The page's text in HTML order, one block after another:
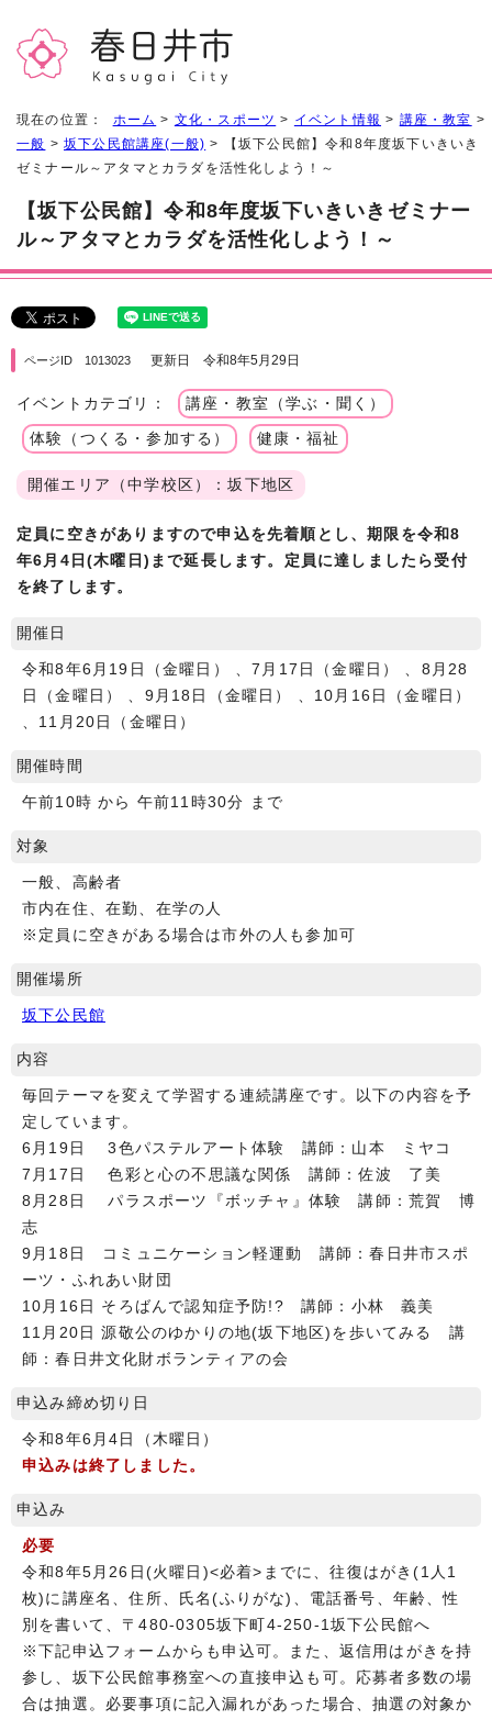
現在の位置： ホーム > 文化・スポーツ > イベント情報 > 講座・教室 >
一般 >坂下公民館講座(一般) > 【坂下公民館】令和8年度坂下いきいき
ゼミナール～アタマとカラダを活性化しよう！～
【坂下公民館】令和8年度坂下いきいきゼミナー
ル～アタマとカラダを活性化しよう！～
ページID 1013023 更新日 令和8年5月29日
イベントカテゴリ： 講座・教室（学ぶ・聞く）
体験（つくる・参加する） 健康・福祉
開催エリア（中学校区）：坂下地区
定員に空きがありますので申込を先着順とし、期限を令和8
年6月4日(木曜日)まで延長します。定員に達しましたら受付
を終了します。
開催日
令和8年6月19日（金曜日） 、7月17日（金曜日） 、8月28
日（金曜日） 、9月18日（金曜日） 、10月16日（金曜日）
、11月20日（金曜日）
開催時間
午前10時 から 午前11時30分 まで
対象
一般、高齢者
市内在住、在勤、在学の人
※定員に空きがある場合は市外の人も参加可
開催場所
坂下公民館
内容
毎回テーマを変えて学習する連続講座です。以下の内容を予
定しています。
6月19日 3色パステルアート体験 講師：山本 ミヤコ
7月17日 色彩と心の不思議な関係 講師：佐波 了美
8月28日 パラスポーツ『ボッチャ』体験 講師：荒賀 博
志
9月18日 コミュニケーション軽運動 講師：春日井市スポ
ーツ・ふれあい財団
10月16日 そろばんで認知症予防!? 講師：小林 義美
11月20日 源敬公のゆかりの地(坂下地区)を歩いてみる 講
師：春日井文化財ボランティアの会
申込み締め切り日
令和8年6月4日（木曜日）
申込みは終了しました。
申込み
必要
令和8年5月26日(火曜日)<必着>までに、往復はがき(1人1
枚)に講座名、住所、氏名(ふりがな)、電話番号、年齢、性
別を書いて、〒480-0305坂下町4-250-1坂下公民館へ
※下記申込フォームからも申込可。また、返信用はがきを持
参し、坂下公民館事務室への直接申込も可。応募者多数の場
合は抽選。必要事項に記入漏れがあった場合、抽選の対象か